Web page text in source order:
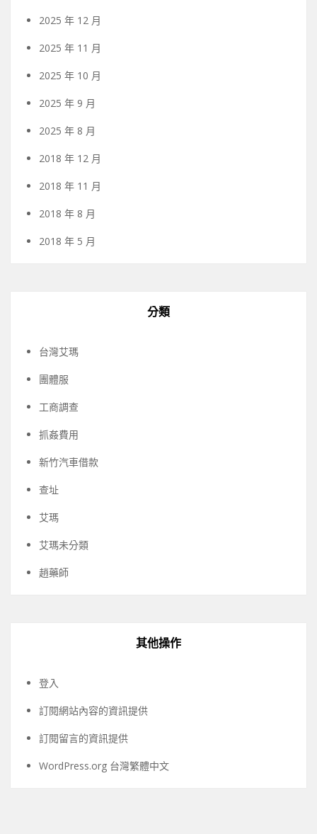
2025 年 12 月
2025 年 11 月
2025 年 10 月
2025 年 9 月
2025 年 8 月
2018 年 12 月
2018 年 11 月
2018 年 8 月
2018 年 5 月
分類
台灣艾瑪
團體服
工商調查
抓姦費用
新竹汽車借款
查址
艾瑪
艾瑪未分類
趙藥師
其他操作
登入
訂閱網站內容的資訊提供
訂閱留言的資訊提供
WordPress.org 台灣繁體中文